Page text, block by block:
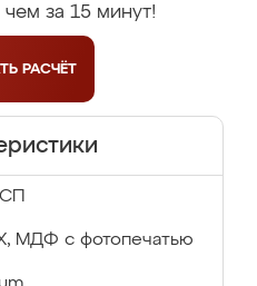
за 15 минут!
РАСЧЁТ
МДФ с фотопечатью